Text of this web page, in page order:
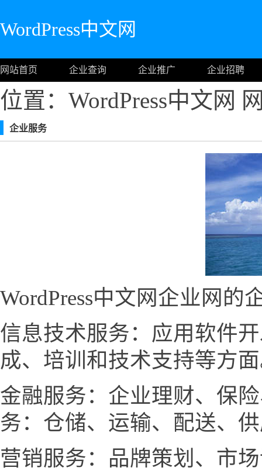
WordPress中文网
网站首页 企业查询 企业推广 企业招聘
位置：WordPress中文网
企业服务
WordPress中文网企业网的
信息技术服务：应用软件
成、培训和技术支持等方
金融服务：企业理财、保
务：仓储、运输、配送、
营销服务：品牌策划、市